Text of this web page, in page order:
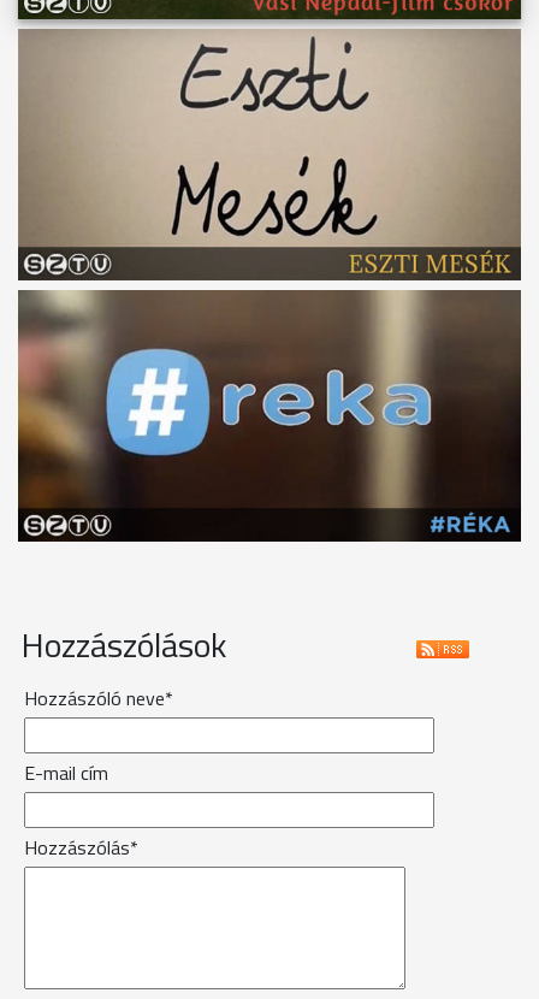
Hozzászólások
Hozzászóló neve*
E-mail cím
Hozzászólás*